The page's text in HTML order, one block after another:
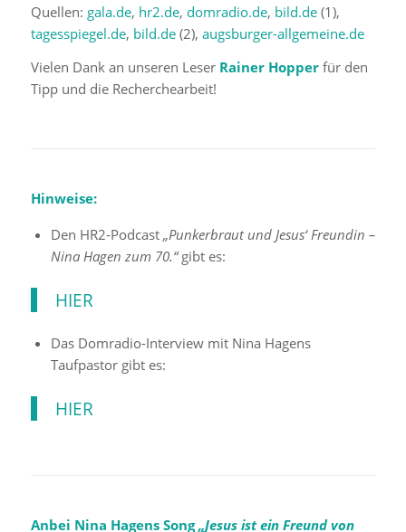
Quellen: gala.de, hr2.de, domradio.de, bild.de(1),
tagesspiegel.de, bild.de(2), augsburger-allgemeine.de
Vielen Dank an unseren Leser Rainer Hopperfür den
Tipp und die Recherchearbeit!
Hinweise:
Den HR2-Podcast „Punkerbraut und Jesus‘ Freundin –
Nina Hagen zum 70.“gibt es:
HIER
Das Domradio-Interview mit Nina Hagens
Taufpastor gibt es:
HIER
Anbei Nina Hagens Song„Jesus ist ein Freund von